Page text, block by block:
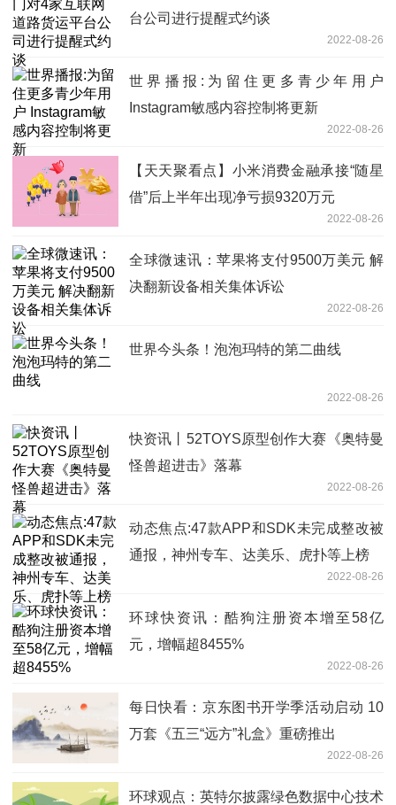
台公司进行提醒式约谈
2022-08-26
世界播报:为留住更多青少年用户
Instagram敏感内容控制将更新
2022-08-26
【天天聚看点】小米消费金融承接“随星
借”后上半年出现净亏损9320万元
2022-08-26
全球微速讯：苹果将支付9500万美元 解
决翻新设备相关集体诉讼
2022-08-26
世界今头条！泡泡玛特的第二曲线
2022-08-26
快资讯丨52TOYS原型创作大赛《奥特曼
怪兽超进击》落幕
2022-08-26
动态焦点:47款APP和SDK未完成整改被
通报，神州专车、达美乐、虎扑等上榜
2022-08-26
环球快资讯：酷狗注册资本增至58亿
元，增幅超8455%
2022-08-26
每日快看：京东图书开学季活动启动 10
万套《五三“远方”礼盒》重磅推出
2022-08-26
环球观点：英特尔披露绿色数据中心技术